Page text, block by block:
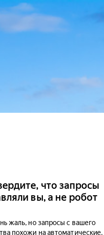
что запросы
вы, а не робот
жаль, но запросы с вашего
похожи на автоматические.